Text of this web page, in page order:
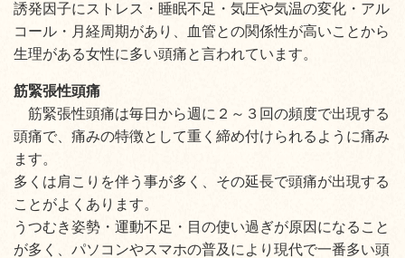
誘発因子にストレス・睡眠不足・気圧や気温の変化・アル
コール・月経周期があり、血管との関係性が高いことから
生理がある女性に多い頭痛と言われています。
筋緊張性頭痛
筋緊張性頭痛は毎日から週に２～３回の頻度で出現する
頭痛で、痛みの特徴として重く締め付けられるように痛み
ます。
多くは肩こりを伴う事が多く、その延長で頭痛が出現する
ことがよくあります。
うつむき姿勢・運動不足・目の使い過ぎが原因になること
が多く、パソコンやスマホの普及により現代で一番多い頭